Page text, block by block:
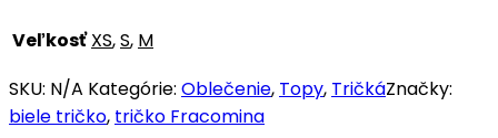
Veľkosť XS,S, M
SKU: N/A Kategórie: Oblečenie, Topy, TričkáZnačky:
biele tričko, tričko Fracomina